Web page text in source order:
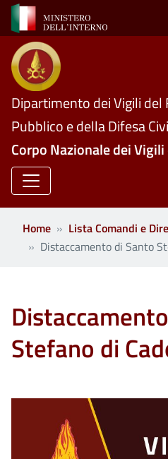
Salta al contenuto principale
Dipartimento dei Vigili del
Pubblico e della Difesa
Corpo Nazionale dei
Home
Lista Comandi e
Distaccamento di Santo
Stefano di